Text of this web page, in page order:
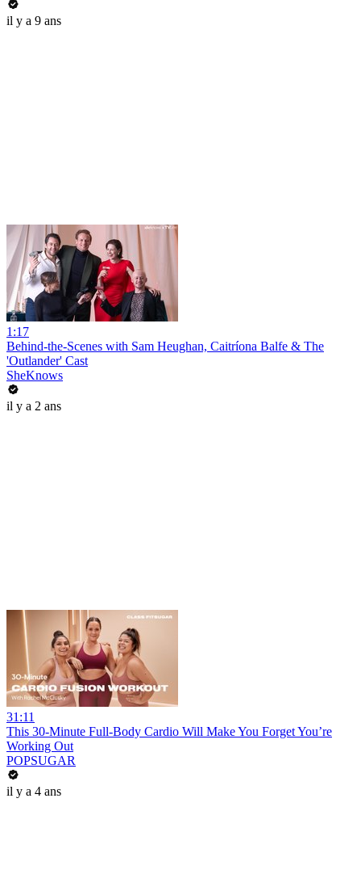
il y a 9 ans
1:17
Behind-the-Scenes with Sam Heughan, Caitríona Balfe & The
'Outlander' Cast
SheKnows
il y a 2 ans
31:11
This 30-Minute Full-Body Cardio Will Make You Forget You’re
Working Out
POPSUGAR
il y a 4 ans